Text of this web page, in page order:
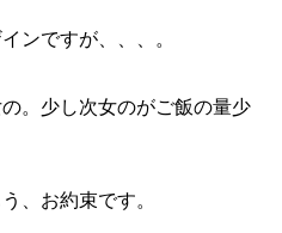
ンですが、、、。
。少し次女のがご飯の量少
、お約束です。